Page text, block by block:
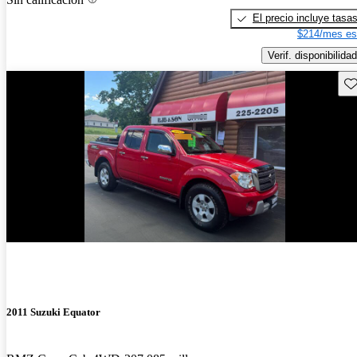
El precio incluye tasas
$214/mes
Verif. disponibilidad
2011 Suzuki Equator